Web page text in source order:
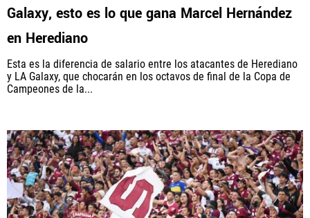
Galaxy, esto es lo que gana Marcel Hernández
en Herediano
Esta es la diferencia de salario entre los atacantes de Herediano
y LA Galaxy, que chocarán en los octavos de final de la Copa de
Campeones de la...